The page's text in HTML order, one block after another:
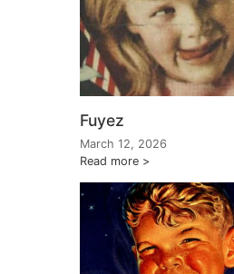
Fuyez
March 12, 2026
Read more